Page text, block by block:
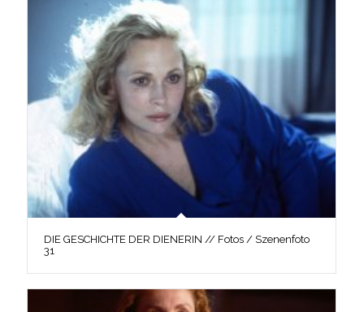
DIE GESCHICHTE DER DIENERIN // Fotos / Szenenfoto
31